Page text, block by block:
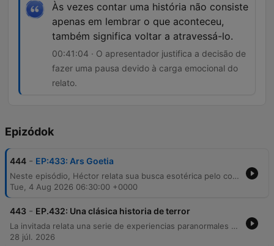
Às vezes contar uma história não consiste
apenas em lembrar o que aconteceu,
também significa voltar a atravessá-lo.
00:41:04 · O apresentador justifica a decisão de
fazer uma pausa devido à carga emocional do
relato.
Epizódok
444 - EP:433: Ars Goetia
Neste episódio, Héctor relata sua busca esotérica pelo contato com o irmão falecido através do estudo da Ars Goetia e rituais de invocação. Ele descreve experiências sobrenaturais intensas, incluindo fenômenos paranormais que afetaram sua namorada e um reencontro sensorial com o aroma de seu irmão durante uma meditação. A narrativa culmina em um momento de tensão ao ouvir batidas misteriosas em sua porta, levando os apresentadores a interromper o relato para respeitar a carga emocional do convidado.
Tue, 4 Aug 2026 06:30:00 +0000
443 - EP.432: Una clásica historia de terror
La invitada relata una serie de experiencias paranormales vividas en una casa de fin de semana en Guacalera, Jujuy, que abarcan desde su infancia hasta la edad adulta. Describe sucesos inexplicables como presencias oscuras, ruidos y fenómenos con el agua, culminando en un episodio de terror donde una amiga sufre un ataque físico por parte de una entidad. Tras enfrentar situaciones de aislamiento y agresiones físicas, la narradora relata cómo decidió confrontar a la entidad, a la que identifica como Mohamed, para establecer una convivencia pacífica. El episodio también explora otras historias sobrenaturales del norte de Jujuy y reflexiona sobre el aprendizaje de gestionar la sensibilidad espiritual.
28 júl. 2026